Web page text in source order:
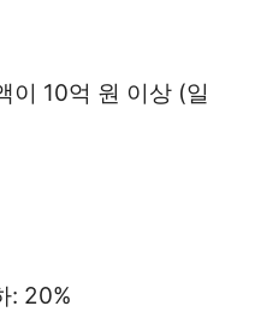
이 10억 원 이상 (일
: 20%